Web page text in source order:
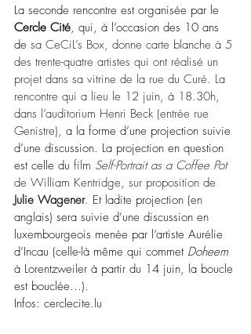
La seconde rencontre est organisée par le
Cercle Cité, qui, à l’occasion des 10 ans
de sa CeCiL’s Box, donne carte blanche à 5
des trente-quatre artistes qui ont réalisé un
projet dans sa vitrine de la rue du Curé. La
rencontre qui a lieu le 12 juin, à 18.30h,
dans l’auditorium Henri Beck (entrée rue
Genistre), a la forme d’une projection suivie
d’une discussion. La projection en question
est celle du film Self-Portrait as a Coffee Pot
de William Kentridge, sur proposition de
Julie Wagener. Et ladite projection (en
anglais) sera suivie d’une discussion en
luxembourgeois menée par l’artiste Aurélie
d’Incau (celle-là même qui commet Doheem
à Lorentzweiler à partir du 14 juin, la boucle
est bouclée…).
Infos: cerclecite.lu